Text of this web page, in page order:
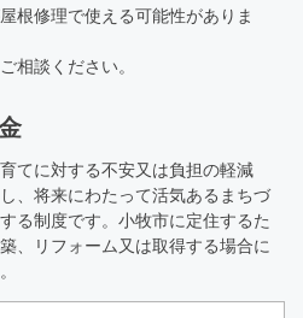
根修理で使える可能性がありま
相談ください。
てに対する不安又は負担の軽減
、将来にわたって活気あるまちづ
る制度です。小牧市に定住するた
、リフォーム又は取得する場合に